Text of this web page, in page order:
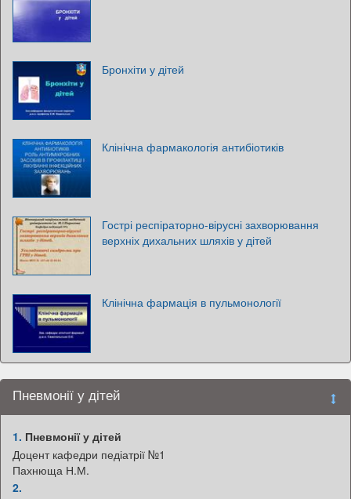
Бронхіти у дітей
Клінічна фармакологія антибіотиків
Гострі респіраторно-вірусні захворювання
верхніх дихальних шляхів у дітей
Клінічна фармація в пульмонології
Пневмонії у дітей
1. Пневмонії у дітей
Доцент кафедри педіатрії №1
Пахнюща Н.М.
2.